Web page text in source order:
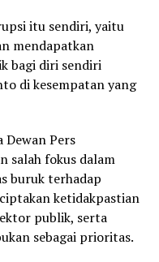
itu sendiri, yaitu
mendapatkan
bagi diri sendiri
di kesempatan yang
Dewan Pers
salah fokus dalam
buruk terhadap
ketidakpastian
publik, serta
sebagai prioritas.